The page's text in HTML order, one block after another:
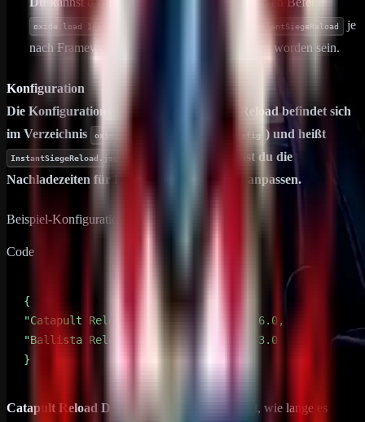
oxide.load InstantSiegeReload c.load InstantSiegeReload
je
nach Framework) laden, sollte es nicht geladen worden sein.
Konfiguration
Die Konfigurationsdatei von
Instant Siege Reloadbefindet sich
im Verzeichnis
oxide/config carbon/config ) und heißt
InstantSiegeReload.json
. In dieser Datei kannst du die
Nachladezeiten für Katapulte und Ballisten anpassen.
Beispiel-Konfiguration:
Code
}
Catapult Reload Duration Seconds
– Legt fest, wie lange es